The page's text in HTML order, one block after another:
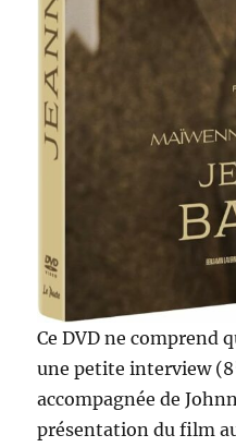
Ce DVD ne comprend
une petite interview
accompagnée de
présentation du film